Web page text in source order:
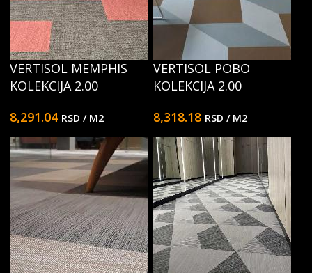
VERTISOL MEMPHIS
KOLEKCIJA 2.00
8,291.04 RSD / M2
VERTISOL POBO
KOLEKCIJA 2.00
8,318.18 RSD / M2